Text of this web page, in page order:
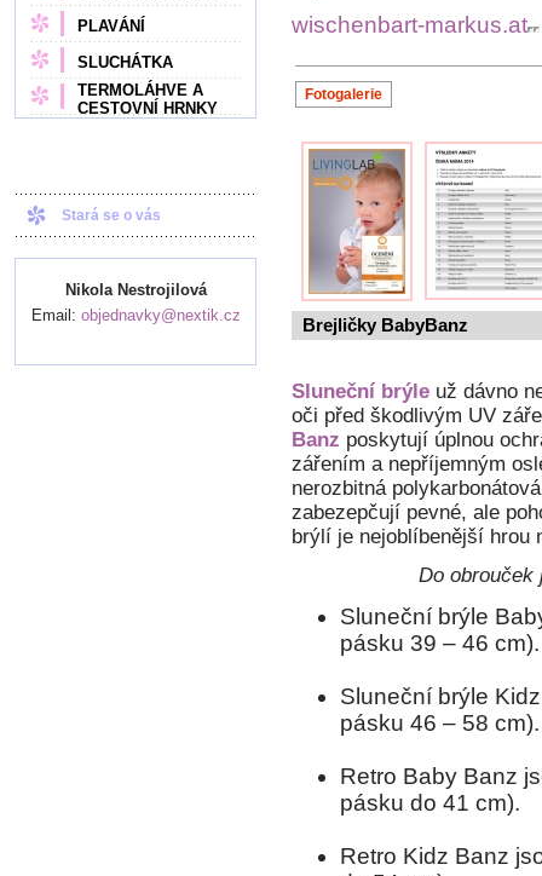
PLAVÁNÍ
SLUCHÁTKA
TERMOLÁHVE A
CESTOVNÍ HRNKY
Stará se o vás
Nikola Nestrojilová
Email: objednavky@nextik.cz
wischenbart-markus.at
Fotogalerie
Brejličky BabyBanz
Sluneční brýleuž dávno
oči před škodlivým UV
Banz poskytují úplnou
zářením a nepříjemným
nerozbitná
zabezepčují pevné, ale
brýlí je nejoblíbenější hrou
Do obrouček
Sluneční brýle
pásku 39 – 46 cm).
Sluneční brýle
pásku 46 – 58 cm).
Retro Baby Banz
pásku do 41 cm).
Retro Kidz Banz